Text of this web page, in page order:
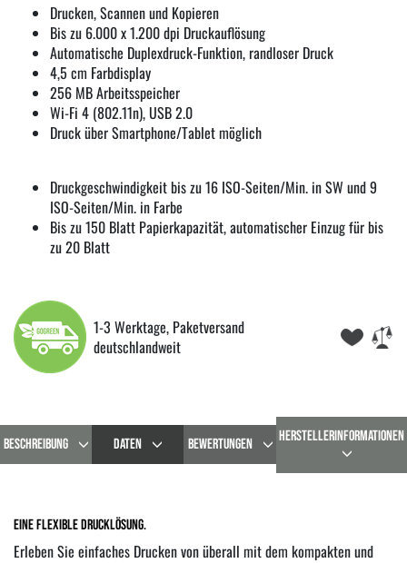
Drucken, Scannen und Kopieren
Bis zu 6.000 x 1.200 dpi Druckauflösung
Automatische Duplexdruck-Funktion, randloser Druck
4,5 cm Farbdisplay
256 MB Arbeitsspeicher
Wi-Fi 4 (802.11n), USB 2.0
Druck über Smartphone/Tablet möglich
Druckgeschwindigkeit bis zu 16 ISO-Seiten/Min. in SW und 9
ISO-Seiten/Min. in Farbe
Bis zu 150 Blatt Papierkapazität, automatischer Einzug für bis
zu 20 Blatt
1-3 Werktage, Paketversand
deutschlandweit
BESCHREIBUNG DATEN BEWERTUNGEN HERSTELLERINFORMATIONEN
Eine flexible Drucklösung.
Erleben Sie einfaches Drucken von überall mit dem kompakten und